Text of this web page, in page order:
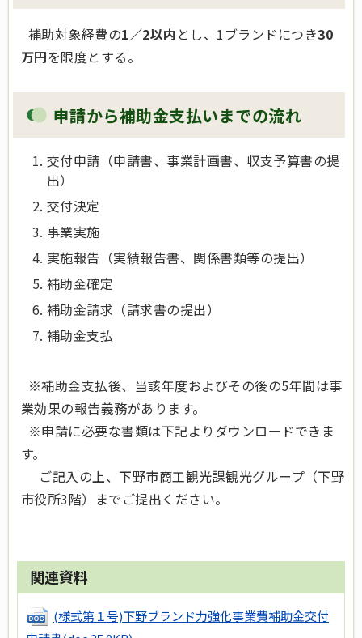
補助対象経費の1／2以内 とし、1ブランドにつき30
万円を限度とする。
申請から補助金支払いまでの流れ
交付申請（申請書、事業計画書、収支予算書の提
出）
交付決定
事業実施
実施報告（実績報告書、関係書類等の提出）
補助金確定
補助金請求（請求書の提出）
補助金支払
※補助金支払後、当該年度およびその後の5年間は事
業効果の報告義務があります。
※申請に必要な書類は下記よりダウンロードできま
す。
ご記入の上、下野市商工観光課観光グループ（下野
市役所3階）までご提出ください。
関連資料
(様式第１号)下野ブランド力強化事業費補助金交付